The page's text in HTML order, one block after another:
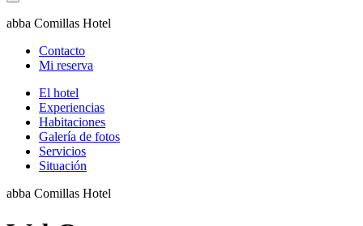
abba Comillas Hotel
Contacto
Mi reserva
El hotel
Experiencias
Habitaciones
Galería de fotos
Servicios
Situación
abba Comillas Hotel